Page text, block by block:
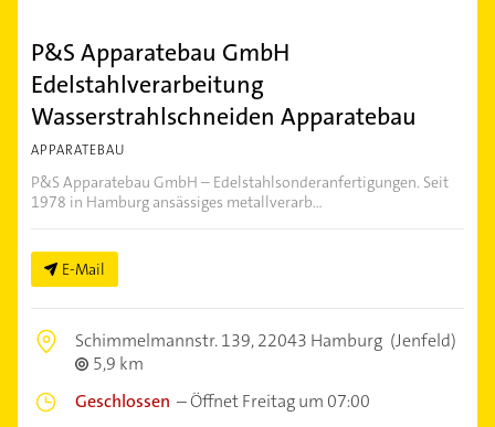
P&S Apparatebau GmbH
Edelstahlverarbeitung
Wasserstrahlschneiden Apparatebau
APPARATEBAU
P&S Apparatebau GmbH – Edelstahlsonderanfertigungen. Seit
1978 in Hamburg ansässiges metallverarb...
E-Mail
Schimmelmannstr. 139,22043 Hamburg (Jenfeld)
5,9 km
Geschlossen –Öffnet Freitag um 07:00